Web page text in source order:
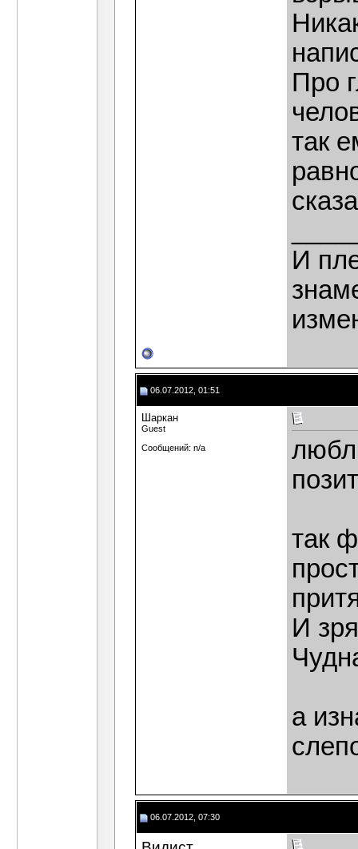
Про
так
И
06.07.2012, 01:51
Шаркан
Guest
Сообщений: n/a
так
И
а
06.07.2012, 07:30